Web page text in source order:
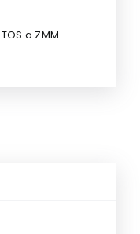
a ZMM